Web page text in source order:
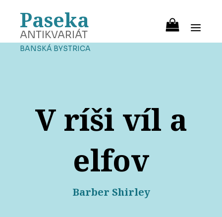
Paseka
ANTIKVARIÁT
BANSKÁ BYSTRICA
V ríši víl a
elfov
Barber Shirley